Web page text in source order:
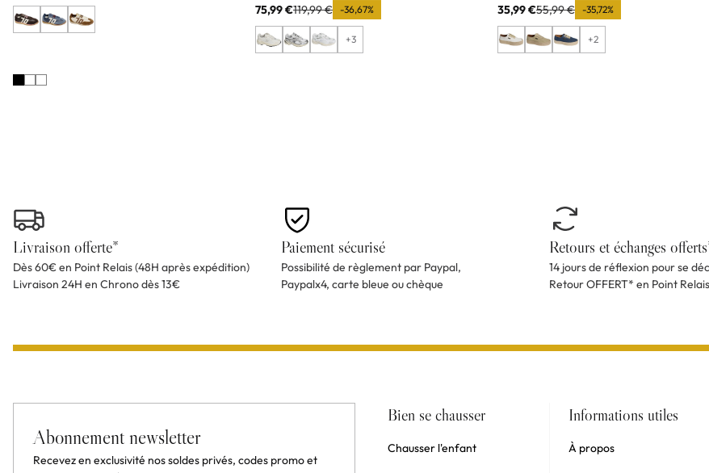
75,99 €119,99 € -36,67%
+3
35,99 €55,99 € -35,72%
+2
Livraison offerte*
Dès 60€ en Point Relais (48H après expédition)
Livraison 24H en Chrono dès 13€
Paiement sécurisé
Possibilité de règlement par Paypal,
Paypalx4, carte bleue ou chèque
Retours et échanges
14 jours de réflexion pour se
Retour OFFERT* en Point Relais
Abonnement newsletter
Recevez en exclusivité nos soldes privés, codes promo et
Bien se chausser
Chausser l'enfant
Informations utiles
À propos